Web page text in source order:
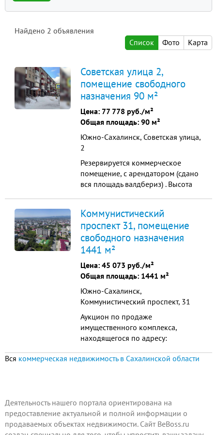
Найдено 2 объявления
Список
Фото Карта
Советская улица 2,
помещение свободного
назначения 90 м²
Цена: 77 778 руб./м²
Общая площадь: 90 м²
Южно-Сахалинск, Советская улица,
2
Резервируется коммерческое
помещение, с арендатором (сдано
вся площадь валдбериз) . Высота
Помещение оборудовано
системами ведеонаблюдения,
пожарной и охраной
сигнализацией.[#8136721#]
Коммунистический
проспект 31, помещение
свободного назначения
1441 м²
Цена: 45 073 руб./м²
Общая площадь: 1441 м²
Южно-Сахалинск,
Коммунистический проспект, 31
Аукцион по продаже
имущественного комплекса,
находящегося по адресу:
Сахалинск, пр-кт
Дата окончания приема заявок:
03.08.2026 15: 00: 00 Дата
проведения торгов: 07.08.2026 10:
Вся коммерческая недвижимость в Сахалинской области
Деятельность нашего портала ориентирована на
предоставление актуальной и полной информации о
продаваемых объектах недвижимости. Сайт BeBoss.ru